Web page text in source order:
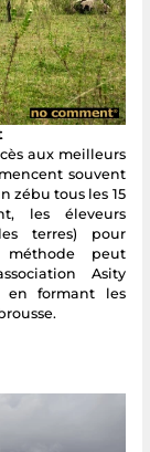
aux meilleurs
souvent
zébu tous les 15
les éleveurs
terres) pour
peut
Asity
en formant les